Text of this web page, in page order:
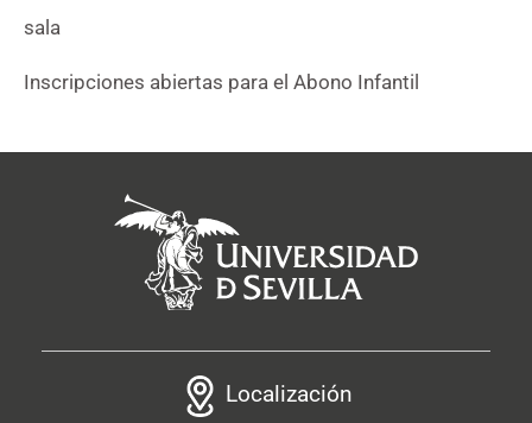
sala
Inscripciones abiertas para el Abono Infantil
Localización